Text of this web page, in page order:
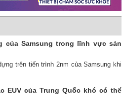
của Samsung trong lĩnh vực sản
trên tiến trình 2nm của Samsung khi
EUV của Trung Quốc khó có thể